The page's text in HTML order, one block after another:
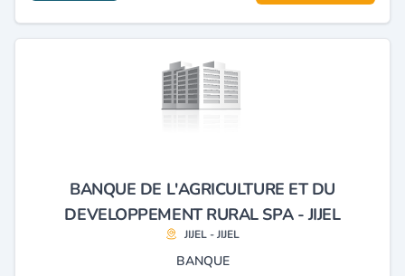
BANQUE DE L'AGRICULTURE ET DU
DEVELOPPEMENT RURAL SPA - JIJEL
JIJEL - JIJEL
BANQUE